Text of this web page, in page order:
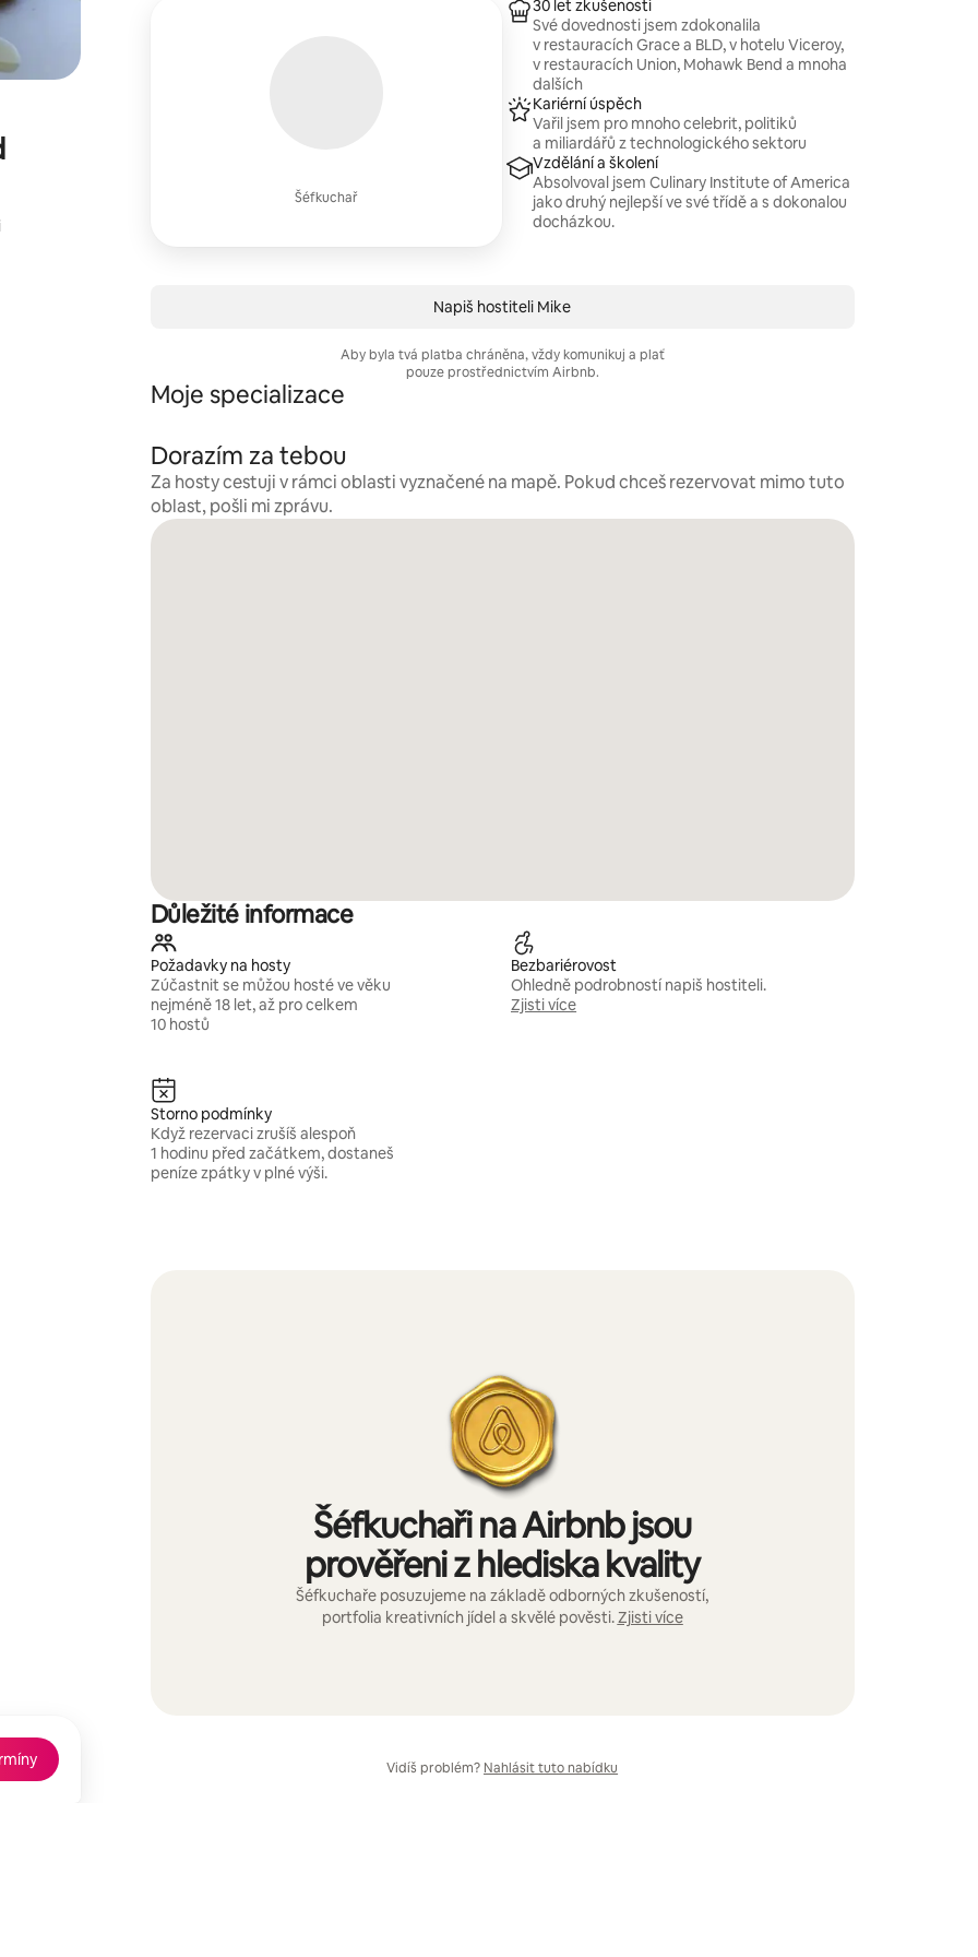
Šéfkuchař
30 let zkušeností
Své dovednosti jsem zdokonalila
v restauracích Grace a BLD, v hotelu Viceroy,
v restauracích Union, Mohawk Bend a mnoha
dalších
Kariérní úspěch
Vařil jsem pro mnoho celebrit, politiků
a miliardářů z technologického sektoru
Vzdělání a školení
Absolvoval jsem Culinary Institute of America
jako druhý nejlepší ve své třídě a s dokonalou
docházkou.
Napiš hostiteli Mike
Aby byla tvá platba chráněna, vždy komunikuj a plať
pouze prostřednictvím Airbnb.
Moje specializace
Dorazím za tebou
Za hosty cestuji v rámci oblasti vyznačené na mapě. Pokud chceš rezervovat mimo tuto
oblast, pošli mi zprávu.
Důležité informace
Požadavky na hosty
Zúčastnit se můžou hosté ve věku
nejméně 18 let, až pro celkem
10 hostů
Bezbariérovost
Ohledně podrobností napiš hostiteli.
Zjisti více
Storno podmínky
Když rezervaci zrušíš alespoň
1 hodinu před začátkem, dostaneš
peníze zpátky v plné výši.
Šéfkuchaři na Airbnb jsou
prověřeni z hlediska kvality
Šéfkuchaře posuzujeme na základě odborných zkušeností,
portfolia kreativních jídel a skvělé pověsti.Zjisti více
Vidíš problém? Nahlásit tuto nabídku